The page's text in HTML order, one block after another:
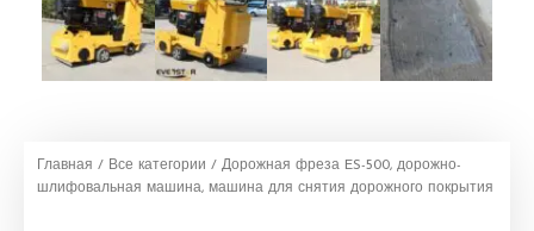
Главная / Все категории / Дорожная фреза ES-500, дорожно-
шлифовальная машина, машина для снятия дорожного покрытия